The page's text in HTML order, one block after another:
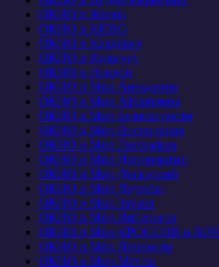
ОКНО в Жизнь
ОКНО в КИНО
ОКНО в Кладовку
ОКНО в Культуру
ОКНО в Лондон
ОКНО в Мир Анекдотов
ОКНО в Мир Афоризмов
ОКНО в Мир Безопасности
ОКНО в Мир Воспитания
ОКНО в Мир Географии
ОКНО в Мир Дипломатии
ОКНО в Мир Дискуссий
ОКНО в Мир Дружбы
ОКНО в Мир Звуков
ОКНО в Мир Интернета
ОКНО в Мир КРОССОВ и
ОКНО в Мир Личности
ОКНО в Мир Мечты